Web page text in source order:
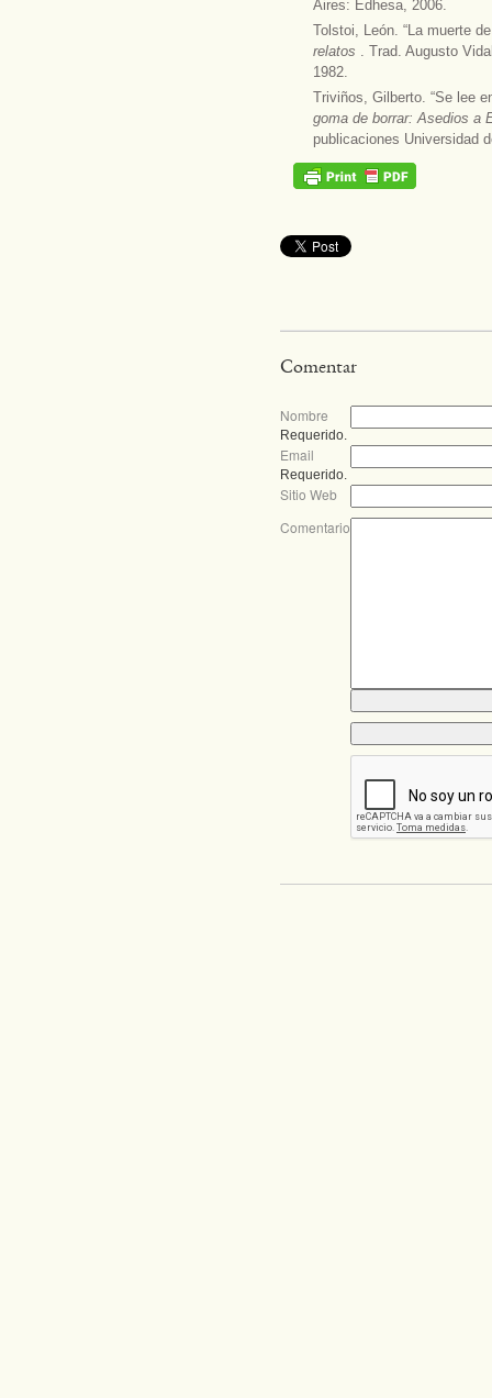
Aires: Edhesa, 2006.
Tolstoi, León. “La muerte
relatos . Trad. Augusto
1982.
Triviños, Gilberto. “Se lee
goma de borrar: Asedios a
publicaciones Universidad
Comentar
Nombre
Requerido.
Email
Requerido.
Sitio Web
Comentario